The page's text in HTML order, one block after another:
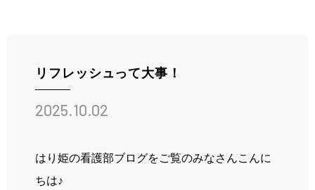
看護師募集について
ストーリー
姫路ってこんな街
リフレッシュって大事！
2025.10.02
はり姫の看護部ブログをご覧のみなさんこんに
ちは♪